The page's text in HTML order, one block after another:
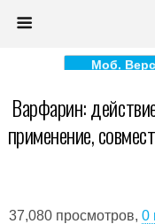
Моб.
Варфарин:
применение,
37,080 просмотров, 0